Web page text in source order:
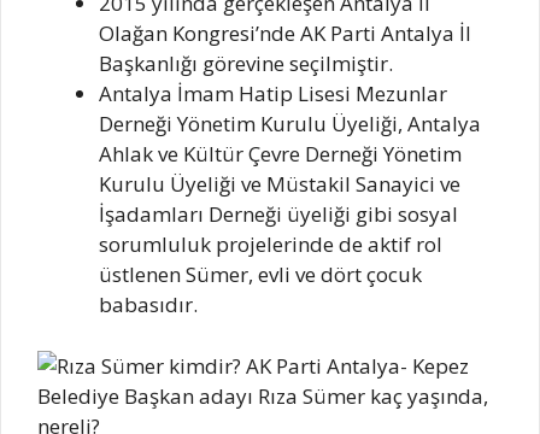
Olağan Kongresi’nde AK Parti Antalya İl
Başkanlığı görevine seçilmiştir.
Antalya İmam Hatip Lisesi Mezunlar
Derneği Yönetim Kurulu Üyeliği, Antalya
Ahlak ve Kültür Çevre Derneği Yönetim
Kurulu Üyeliği ve Müstakil Sanayici ve
İşadamları Derneği üyeliği gibi sosyal
sorumluluk projelerinde de aktif rol
üstlenen Sümer, evli ve dört çocuk
babasıdır.